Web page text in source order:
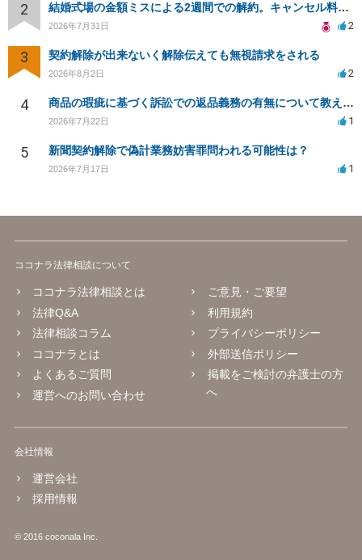
2 結婚式場の金額ミスによる2週間での解約。キャンセル料10万円の免除は可能か。
2026年7月31日 2
3 契約解除が出来ないく解除伝えても無視請求をされる
2026年8月2日 2
4 商品の瑕疵に基づく訴訟での返品義務の有無について教えてください
2026年7月22日 1
5 新聞契約解除で偽計業務妨害罪問われる可能性は？
2026年7月17日 1
ココナラ法律相談について
ココナラ法律相談とは
法律Q&A
法律相談コラム
ココナラとは
よくあるご質問
運営へのお問い合わせ
ご意見・ご要望
利用規約
プライバシーポリシー
外部送信ポリシー
掲載をご検討の弁護士の方
へ
会社情報
運営会社
採用情報
© 2016 coconala Inc.